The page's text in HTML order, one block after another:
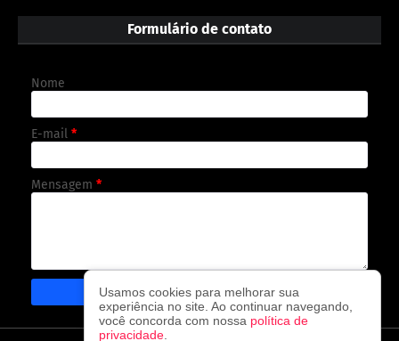
Formulário de contato
Nome
E-mail *
Mensagem *
Usamos cookies para melhorar sua
experiência no site. Ao continuar navegando,
você concorda com nossa política de
privacidade